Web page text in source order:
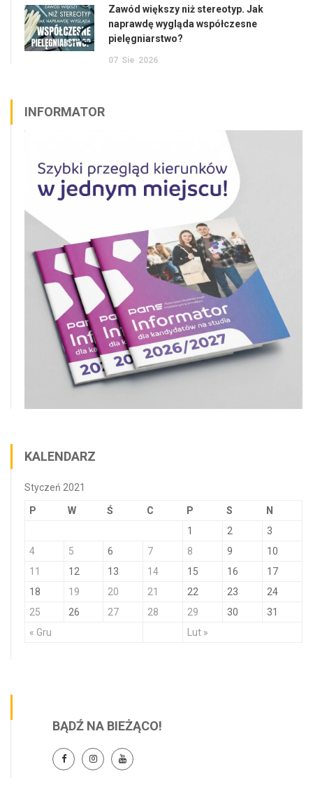
Zawód większy niż stereotyp. Jak
naprawdę wygląda współczesne
pielęgniarstwo?
07 Sie 2026
INFORMATOR
KALENDARZ
Styczeń 2021
P W Ś C P S N
« Gru Lut »
1 2
3
4
5 6 7 8 9
10
11
12 13 14 15 16
17
18
19 20 21 22 23
24
25
26 27 28 29 30 31
BĄDŹ NA BIEŻĄCO!